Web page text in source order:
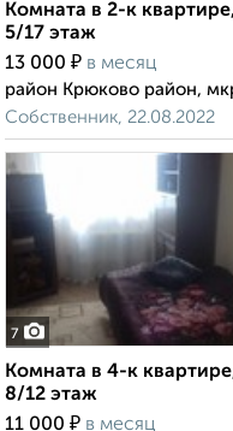
Комната в 2-к
5/17 этаж
13 000 ₽ в месяц
район Крюково район,
Собственник, 22.08.2022
7
Комната в 4-к
8/12 этаж
11 000 ₽ в месяц